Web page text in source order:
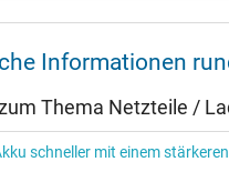
Informationen
Thema Netzteile /
schneller mit einem